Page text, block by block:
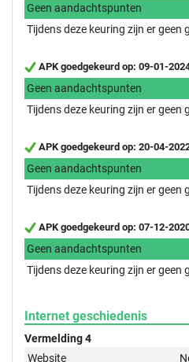
Geen aandachtspunten
Tijdens deze keuring zijn er geen
APK goedgekeurd op: 09-01-
Geen aandachtspunten
Tijdens deze keuring zijn er geen
APK goedgekeurd op: 20-04-
Geen aandachtspunten
Tijdens deze keuring zijn er geen
APK goedgekeurd op: 07-12-
Geen aandachtspunten
Tijdens deze keuring zijn er geen
Internet geschiedenis
Vermelding 4
Website